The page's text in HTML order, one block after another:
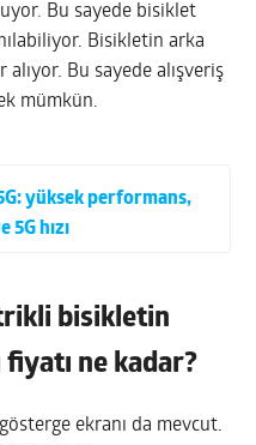
Bu sayede bisiklet
Bisikletin arka
alıyor. Bu sayede alışveriş
mümkün.
yüksek performans,
5G hızı
bisikletin
fiyatı ne kadar?
ekranı da mevcut.